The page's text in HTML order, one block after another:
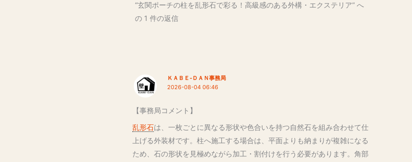
“玄関ポーチの柱を乱形石で彩る！高級感のある外構・エクステリア” へ
の 1 件の返信
ＫＡＢＥ-ＤＡＮ事務局
2026-08-04 06:46
【事務局コメント】
乱形石は、一枚ごとに異なる形状や色合いを持つ自然石を組み合わせて仕
上げる外装材です。柱へ施工する場合は、平面よりも納まりが複雑になる
ため、石の形状を見極めながら加工・割付けを行う必要があります。角部